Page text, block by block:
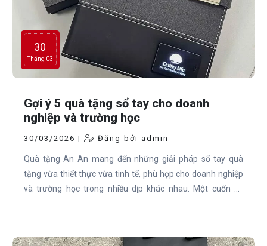
30
Tháng 03
Gợi ý 5 quà tặng sổ tay cho doanh
nghiệp và trường học
30/03/2026 | Đăng bởi admin
Quà tặng An An mang đến những giải pháp sổ tay quà
tặng vừa thiết thực vừa tinh tế, phù hợp cho doanh nghiệp
và trường học trong nhiều dịp khác nhau. Một cuốn sổ